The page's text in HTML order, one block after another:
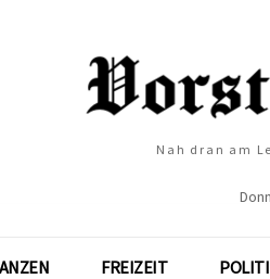
Nah dran am
FREIZEIT